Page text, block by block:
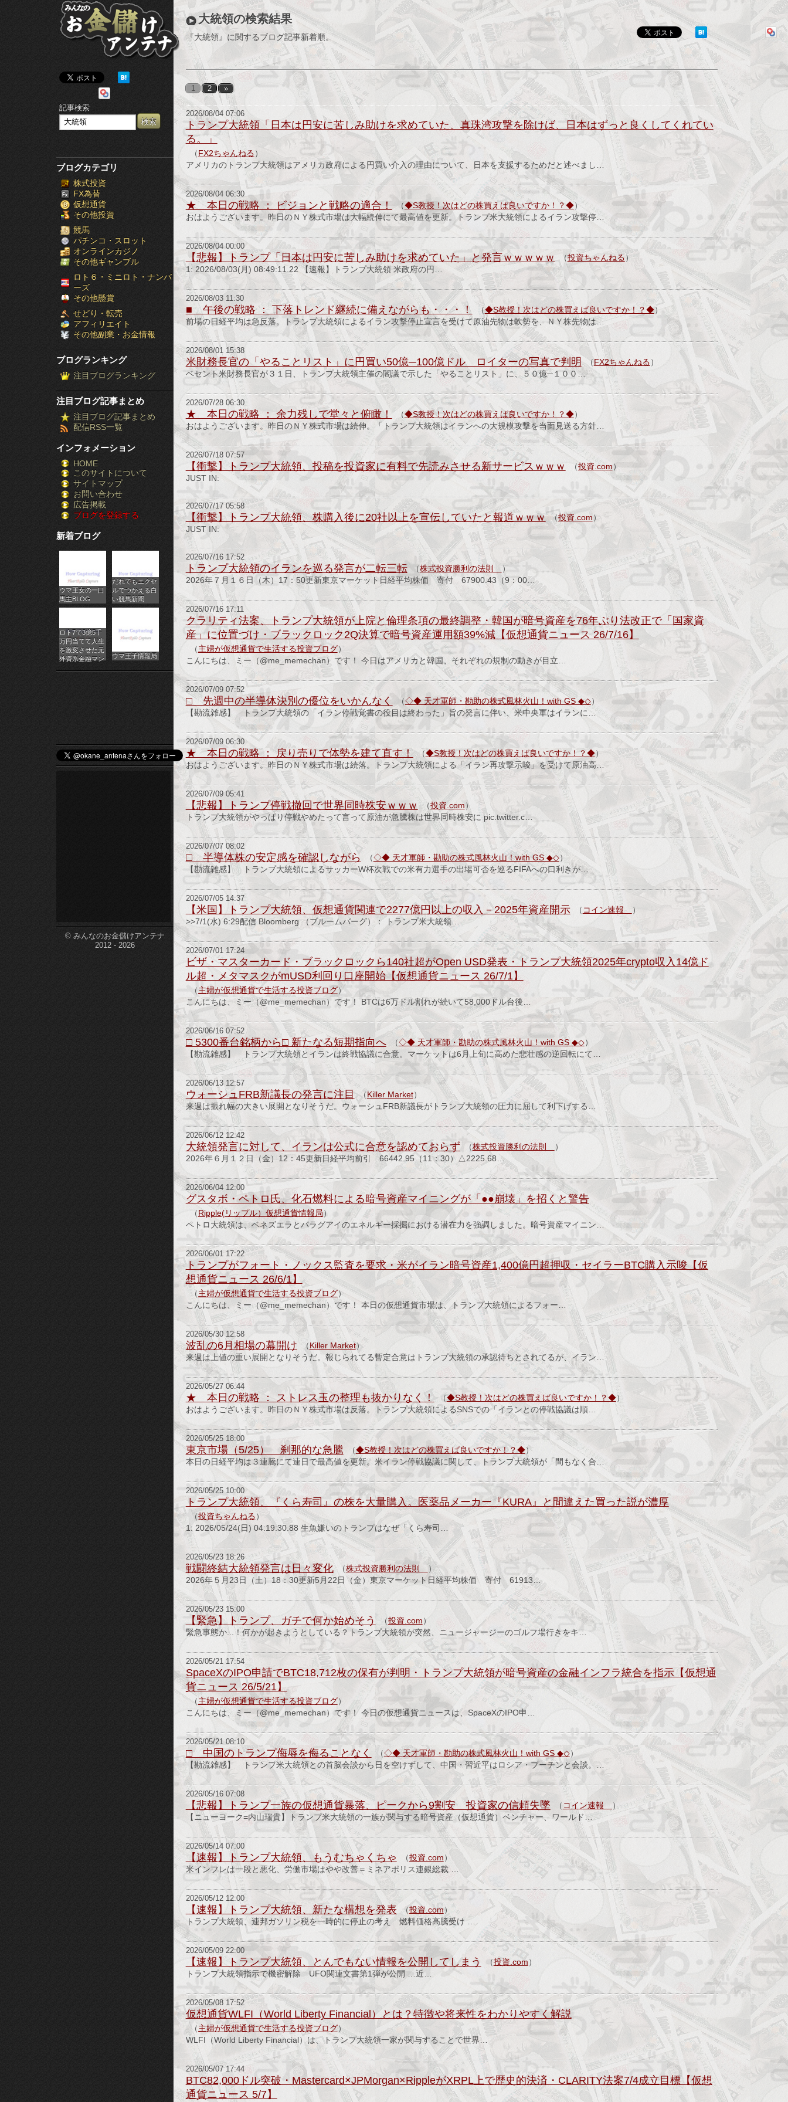
み
ん
な
の
お
金
儲
け
ア
ン
テ
ナ
［ブ
ロ
グ
ラ
ン
キ
ン
グ］-
株
FX
競
馬
パ
チ
ス
ロ
オ
ン
ラ
イ
ン
カ
ジ
ノ
etc-
記事検索
ブログカテゴリ
株式投資
FX為替
仮想通貨
その他投資
競馬
パチンコ・スロット
オンラインカジノ
その他ギャンブル
ロト６・ミニロト・ナンバ
ーズ
その他懸賞
せどり・転売
アフィリエイト
その他副業・お金情報
ブログランキング
注目ブログランキング
注目ブログ記事まとめ
注目ブログ記事まとめ
配信RSS一覧
インフォメーション
HOME
このサイトについて
サイトマップ
お問い合わせ
広告掲載
ブログを登録する
新着ブログ
ウマ王女の一口
馬主BLOG
だれでもエクセ
ルでつかえる白
い競馬新聞
ロト7で3億5千
万円当てて人生
を激変させた元
外資系金融マン
ウマ王子情報局
© みんなのお金儲けアンテナ
2012 - 2026
大統領の検索結果
『大統領』に関するブログ記事新着順。
1 2 »
2026/08/04 07:06
トランプ大統領「日本は円安に苦しみ助けを求めていた、真珠湾攻撃を除けば、日本はずっと良くしてくれてい
る。」
（FX2ちゃんねる）
アメリカのトランプ大統領はアメリカ政府による円買い介入の理由について、日本を支援するためだと述べまし…
2026/08/04 06:30
★ 本日の戦略 ： ビジョンと戦略の適合！ （◆S教授！次はどの株買えば良いですか！？◆）
おはようございます。昨日のＮＹ株式市場は大幅続伸にて最高値を更新。トランプ米大統領によるイラン攻撃停…
2026/08/04 00:00
【悲報】トランプ「日本は円安に苦しみ助けを求めていた」と発言ｗｗｗｗｗ （投資ちゃんねる）
1: 2026/08/03(月) 08:49:11.22 【速報】トランプ大統領 米政府の円…
2026/08/03 11:30
■ 午後の戦略 ： 下落トレンド継続に備えながらも・・・！ （◆S教授！次はどの株買えば良いですか！？◆）
前場の日経平均は急反落。トランプ大統領によるイラン攻撃停止宣言を受けて原油先物は軟勢を、ＮＹ株先物は…
2026/08/01 15:38
米財務長官の「やることリスト」に円買い50億─100億ドル ロイターの写真で判明 （FX2ちゃんねる）
ベセント米財務長官が３１日、ト‌ランプ大統領主催の閣議で示した「やること⁠リスト」に、５０億─１００…
2026/07/28 06:30
★ 本日の戦略 ： 余力残しで堂々と俯瞰！ （◆S教授！次はどの株買えば良いですか！？◆）
おはようございます。昨日のＮＹ株式市場は続伸。「トランプ大統領はイランへの大規模攻撃を当面見送る方針…
2026/07/18 07:57
【衝撃】トランプ大統領、投稿を投資家に有料で先読みさせる新サービスｗｗｗ （投資.com）
JUST IN:
2026/07/17 05:58
【衝撃】トランプ大統領、株購入後に20社以上を宣伝していたと報道ｗｗｗ （投資.com）
JUST IN:
2026/07/16 17:52
トランプ大統領のイランを巡る発言が二転三転 （株式投資勝利の法則
）
2026年７月１６日（木）17：50更新東京マーケット日経平均株価 寄付 67900.43（9：00…
2026/07/16 17:11
クラリティ法案、トランプ大統領が上院と倫理条項の最終調整・韓国が暗号資産を76年ぶり法改正で「国家資
産」に位置づけ・ブラックロック2Q決算で暗号資産運用額39%減【仮想通貨ニュース 26/7/16】
（主婦が仮想通貨で生活する投資ブログ）
こんにちは、ミー（@me_memechan）です！ 今日はアメリカと韓国、それぞれの規制の動きが目立…
2026/07/09 07:52
□ 先週中の半導体決別の優位をいかんなく （◇◆ 天才軍師・勘助の株式風林火山！with GS ◆◇）
【勘流雑感】 トランプ大統領の「イラン停戦覚書の役目は終わった」旨の発言に伴い、米中央軍​はイランに…
2026/07/09 06:30
★ 本日の戦略 ： 戻り売りで体勢を建て直す！ （◆S教授！次はどの株買えば良いですか！？◆）
おはようございます。昨日のＮＹ株式市場は続落。トランプ大統領による「イラン再攻撃示唆」を受けて原油高…
2026/07/09 05:41
【悲報】トランプ停戦撤回で世界同時株安ｗｗｗ （投資.com）
トランプ大統領がやっぱり停戦やめたって言って原油が急騰株は世界同時株安に pic.twitter.c…
2026/07/07 08:02
□ 半導体株の安定感を確認しながら （◇◆ 天才軍師・勘助の株式風林火山！with GS ◆◇）
【勘流雑感】 トランプ大統領によるサッカーW杯次戦での米有力選手の出場可否を巡るFIFAへの口利きが…
2026/07/05 14:37
【米国】トランプ大統領、仮想通貨関連で2277億円以上の収入－2025年資産開示 （ コイン速報
）
>>7/1(水) 6:29配信 Bloomberg （ブルームバーグ）： トランプ米大統領…
2026/07/01 17:24
ビザ・マスターカード・ブラックロックら140社超がOpen USD発表・トランプ大統領2025年crypto収入14億ド
ル超・メタマスクがmUSD利回り口座開始【仮想通貨ニュース 26/7/1】
（主婦が仮想通貨で生活する投資ブログ）
こんにちは、ミー（@me_memechan）です！ BTCは6万ドル割れが続いて58,000ドル台後…
2026/06/16 07:52
□ 5300番台銘柄から□ 新たなる短期指向へ （◇◆ 天才軍師・勘助の株式風林火山！with GS ◆◇）
【勘流雑感】 トランプ大統領とイランは終戦協議に合意。マーケットは6月上旬に高めた悲壮感の逆回転にて…
2026/06/13 12:57
ウォーシュFRB新議長の発言に注目 （Killer Market）
来週は振れ幅の大きい展開となりそうだ。ウォーシュFRB新議長がトランプ大統領の圧力に屈して利下げする…
2026/06/12 12:42
大統領発言に対して、イランは公式に合意を認めておらず （株式投資勝利の法則
）
2026年６月１２日（金）12：45更新日経平均前引 66442.95（11：30）△2225.68…
2026/06/04 12:00
グスタボ・ペトロ氏、化石燃料による暗号資産マイニングが「●●崩壊」を招くと警告
（Ripple(リップル）仮想通貨情報局）
ペトロ大統領は、ベネズエラとパラグアイのエネルギー採掘における潜在力を強調しました。暗号資産マイニン…
2026/06/01 17:22
トランプがフォート・ノックス監査を要求・米がイラン暗号資産1,400億円超押収・セイラーBTC購入示唆【仮
想通貨ニュース 26/6/1】
（主婦が仮想通貨で生活する投資ブログ）
こんにちは、ミー（@me_memechan）です！ 本日の仮想通貨市場は、トランプ大統領によるフォー…
2026/05/30 12:58
波乱の6月相場の幕開け （Killer Market）
来週は上値の重い展開となりそうだ。報じられてる暫定合意はトランプ大統領の承認待ちとされてるが、イラン…
2026/05/27 06:44
★ 本日の戦略 ： ストレス玉の整理も抜かりなく！ （◆S教授！次はどの株買えば良いですか！？◆）
おはようございます。昨日のＮＹ株式市場は反落。トランプ大統領によるSNSでの「イランとの停戦協議は順…
2026/05/25 18:00
東京市場（5/25） 刹那的な急騰 （◆S教授！次はどの株買えば良いですか！？◆）
本日の日経平均は３連騰にて連日で最高値を更新。米イラン停戦協議に関して、トランプ大統領が「間もなく合…
2026/05/25 10:00
トランプ大統領、『くら寿司』の株を大量購入。医薬品メーカー『KURA』と間違えた買った説が濃厚
（投資ちゃんねる）
1: 2026/05/24(日) 04:19:30.88 生魚嫌いのトランプはなぜ「くら寿司…
2026/05/23 18:26
戦闘終結大統領発言は日々変化 （株式投資勝利の法則
）
2026年５月23日（土）18：30更新5月22日（金）東京マーケット日経平均株価 寄付 61913…
2026/05/23 15:00
【緊急】トランプ、ガチで何か始めそう （投資.com）
緊急事態か...！何かが起きようとしている？トランプ大統領が突然、ニュージャージーのゴルフ場行きをキ…
2026/05/21 17:54
SpaceXのIPO申請でBTC18,712枚の保有が判明・トランプ大統領が暗号資産の金融インフラ統合を指示【仮想通
貨ニュース 26/5/21】
（主婦が仮想通貨で生活する投資ブログ）
こんにちは、ミー（@me_memechan）です！ 今日の仮想通貨ニュースは、SpaceXのIPO申…
2026/05/21 08:10
□ 中国のトランプ侮辱を侮ることなく （◇◆ 天才軍師・勘助の株式風林火山！with GS ◆◇）
【勘流雑感】 トランプ米大統領との首脳会談から日を空けずして、中国・習近平はロシア・プーチンと会談。…
2026/05/16 07:08
【悲報】トランプ一族の仮想通貨暴落、ピークから9割安 投資家の信頼失墜 （ コイン速報
）
【ニューヨーク=内山瑞貴】トランプ米大統領の一族が関与する暗号資産（仮想通貨）ベンチャー、ワールド…
2026/05/14 07:00
【速報】トランプ大統領、もうむちゃくちゃ （投資.com）
米インフレは一段と悪化、労働市場はやや改善＝ミネアポリス連銀総裁 …
2026/05/12 12:00
【速報】トランプ大統領、新たな構想を発表 （投資.com）
トランプ大統領、連邦ガソリン税を一時的に停止の考え 燃料価格高騰受け …
2026/05/09 22:00
【速報】トランプ大統領、とんでもない情報を公開してしまう （投資.com）
トランプ大統領指示で機密解除 UFO関連文書第1弾が公開 …近…
2026/05/08 17:52
仮想通貨WLFI（World Liberty Financial）とは？特徴や将来性をわかりやすく解説
（主婦が仮想通貨で生活する投資ブログ）
WLFI（World Liberty Financial）は、トランプ大統領一家が関与することで世界…
2026/05/07 17:44
BTC82,000ドル突破・Mastercard×JPMorgan×RippleがXRPL上で歴史的決済・CLARITY法案7/4成立目標【仮想
通貨ニュース 5/7】